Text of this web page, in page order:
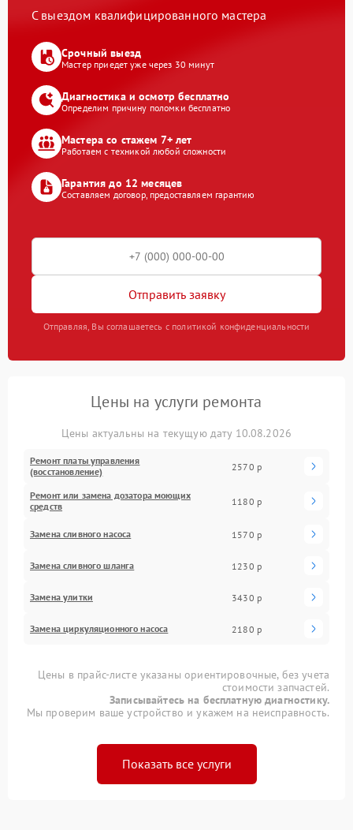
С выездом квалифицированного мастера
Срочный выезд
Мастер приедет уже через 30 минут
Диагностика и осмотр бесплатно
Определим причину поломки бесплатно
Мастера со стажем 7+ лет
Работаем с техникой любой сложности
Гарантия до 12 месяцев
Составляем договор, предоставляем гарантию
Отправить заявку
Отправляя, Вы соглашаетесь с политикой конфиденциальности
Цены на услуги ремонта
Цены актуальны на текущую дату 10.08.2026
Ремонт платы управления
(восстановление)
2570 р
Ремонт или замена дозатора моющих
средств
1180 р
Замена сливного насоса 1570 р
Замена сливного шланга 1230 р
Замена улитки 3430 р
Замена циркуляционного насоса 2180 р
Цены в прайс-листе указаны ориентировочные, без учета
стоимости запчастей.
Записывайтесь на бесплатную диагностику.
Мы проверим ваше устройство и укажем на неисправность.
Показать все услуги